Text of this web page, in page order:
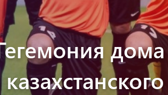
Пюник 2012-2
дома